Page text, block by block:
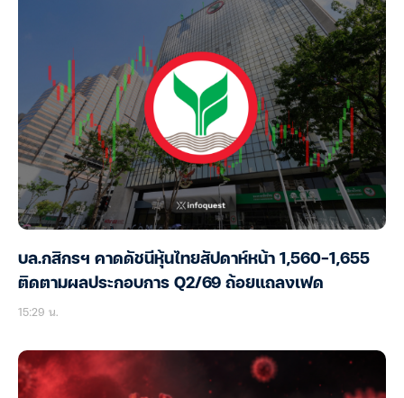
บล.กสิกรฯ คาดดัชนีหุ้นไทยสัปดาห์หน้า 1,560-1,655
ติดตามผลประกอบการ Q2/69 ถ้อยแถลงเฟด
15:29 น.